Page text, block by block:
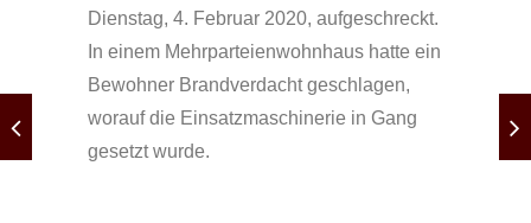
Dienstag, 4. Februar 2020, aufgeschreckt.
In einem Mehrparteienwohnhaus hatte ein
Bewohner Brandverdacht geschlagen,
worauf die Einsatzmaschinerie in Gang
gesetzt wurde.